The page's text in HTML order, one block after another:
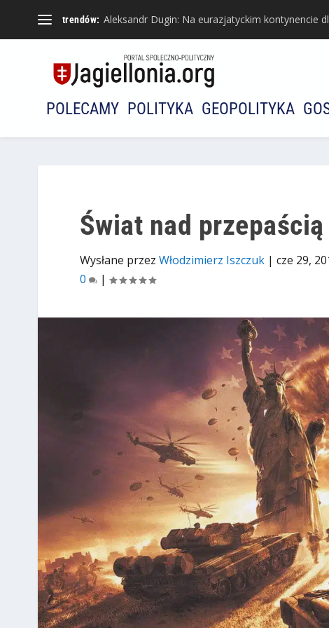
trendów: Aleksandr Dugin: Na eurazjatyckim kontynencie
POLECAMY POLITYKA GEOPOLITYKA
Świat nad przepaścią
Wysłane przez Włodzimierz Iszczuk| cze 29,
0
|